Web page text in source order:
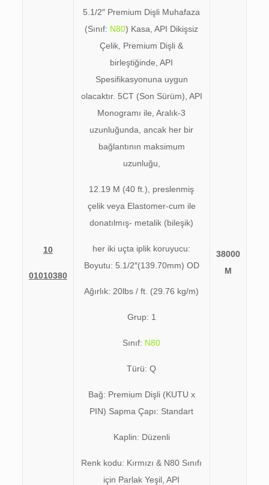
10
01010380
5.1/2″ Premium Dişli Muhafaza
(Sınıf: N80) Kasa, API Dikişsiz
Çelik, Premium Dişli &
birleştiğinde, API
Spesifikasyonuna uygun
olacaktır. 5CT (Son Sürüm), API
Monogramı ile, Aralık-3
uzunluğunda, ancak her bir
bağlantının maksimum
uzunluğu,
12.19 M (40 ft.), preslenmiş
çelik veya Elastomer-cum ile
donatılmış- metalik (bileşik)
her iki uçta iplik koruyucu:
Boyutu: 5.1/2″(139.70mm) OD
Ağırlık: 20lbs / ft. (29.76 kg/m)
Grup: 1
Sınıf: N80
Türü: Q
Bağ: Premium Dişli (KUTU x
PIN) Sapma Çapı: Standart
Kaplin: Düzenli
Renk kodu: Kırmızı & N80 Sınıfı
için Parlak Yeşil, API
38000
M